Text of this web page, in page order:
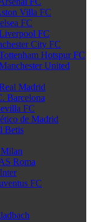
Villa FC
FC
FC
City FC
Hotspur FC
United
Madrid
Barcelona
FC
de Madrid
Betis
Roma
FC